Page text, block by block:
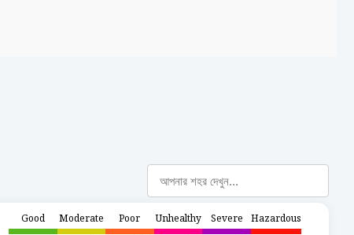
Good
Moderate
Poor
Unhealthy
Severe Hazardous